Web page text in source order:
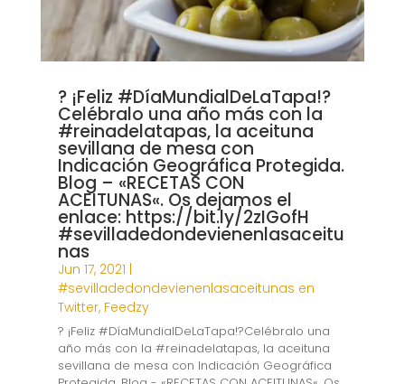
? ¡Feliz #DíaMundialDeLaTapa!?
Celébralo una año más con la
#reinadelatapas, la aceituna
sevillana de mesa con
Indicación Geográfica Protegida.
Blog – «RECETAS CON
ACEITUNAS«. Os dejamos el
enlace: https://bit.ly/2zIGofH
#sevilladedondevienenlasaceitu
nas
Jun 17, 2021
#sevilladedondevienenlasaceitunas en
Twitter, Feedzy
? ¡Feliz #DíaMundialDeLaTapa!?Celébralo una
año más con la #reinadelatapas, la aceituna
sevillana de mesa con Indicación Geográfica